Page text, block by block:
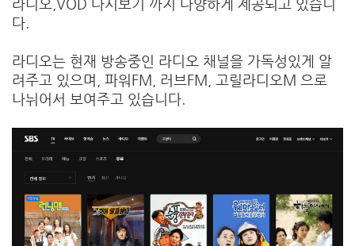
라디오,VOD 다시보기 까지 다양하게 제공되고 있습니
다.
라디오는 현재 방송중인 라디오 채널을 가독성있게 알
려주고 있으며, 파워FM, 러브FM, 고릴라디오M 으로
나뉘어서 보여주고 있습니다.